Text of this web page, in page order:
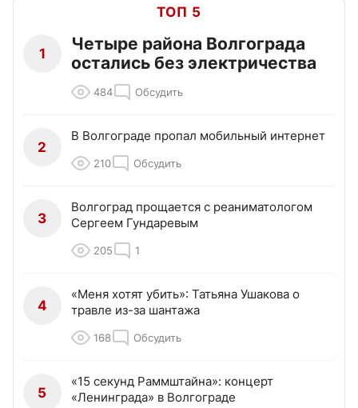
ТОП 5
1
Четыре района Волгограда
остались без электричества
484 Обсудить
2
В Волгограде пропал мобильный интернет
210 Обсудить
3
Волгоград прощается с реаниматологом
Сергеем Гундаревым
205 1
4
«Меня хотят убить»: Татьяна Ушакова о
травле из-за шантажа
168 Обсудить
5
«15 секунд Раммштайна»: концерт
«Ленинграда» в Волгограде